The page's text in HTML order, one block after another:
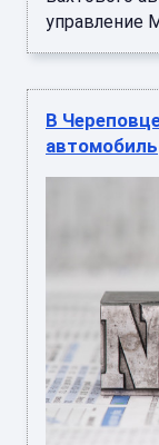
управление
В
автомобиль